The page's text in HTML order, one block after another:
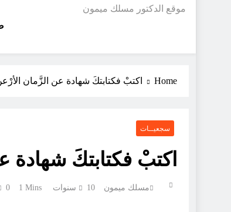
موقع الدكتور مسلك ميمون
Home اكتبْ فكتابتكَ شهادة عن الزَّمان
سجعيــات
اكتبْ فكتابتكَ شهادة
مسلك ميمون 10 سنوات Ago 0 1 Mins